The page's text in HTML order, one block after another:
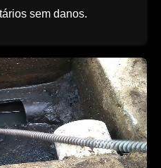
sem danos.